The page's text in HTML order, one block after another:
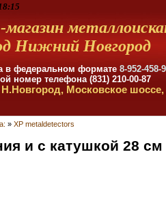
Нижний Новгород
в федеральном формате 8-952-458-
номер телефона (831) 210-00-87
Н.Новгород, Московское
» XP metaldetectors
и с катушкой 28